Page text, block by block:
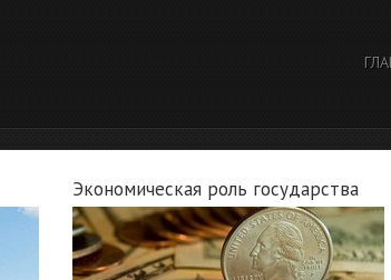
Экономическая роль государства